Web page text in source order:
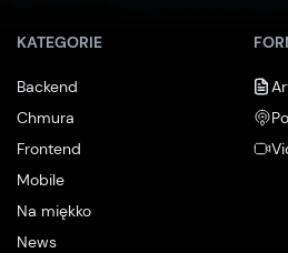
KATEGORIE
Backend
Chmura
Frontend
Mobile
Na miękko
News